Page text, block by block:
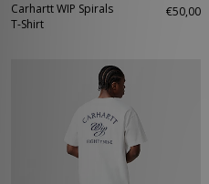
Carhartt WIP Spirals
T-Shirt
€50,00